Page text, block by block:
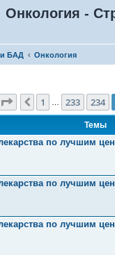
Онкология -
и БАД Онкология
Страница 235из 816
Пред.
1 233 234
Темы
по лучшим
по лучшим
по лучшим